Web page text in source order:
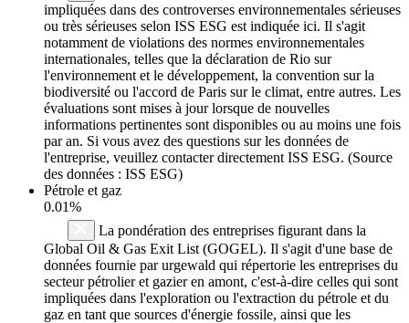
impliquées dans des controverses environnementales sérieuses
ou très sérieuses selon ISS ESG est indiquée ici. Il s'agit
notamment de violations des normes environnementales
internationales, telles que la déclaration de Rio sur
l'environnement et le développement, la convention sur la
biodiversité ou l'accord de Paris sur le climat, entre autres. Les
évaluations sont mises à jour lorsque de nouvelles
informations pertinentes sont disponibles ou au moins une fois
par an. Si vous avez des questions sur les données de
l'entreprise, veuillez contacter directement ISS ESG. (Source
des données : ISS ESG)
Pétrole et gaz
0.01%
La pondération des entreprises figurant dans la
Global Oil & Gas Exit List (GOGEL). Il s'agit d'une base de
données fournie par urgewald qui répertorie les entreprises du
secteur pétrolier et gazier en amont, c'est-à-dire celles qui sont
impliquées dans l'exploration ou l'extraction du pétrole et du
gaz en tant que sources d'énergie fossile, ainsi que les